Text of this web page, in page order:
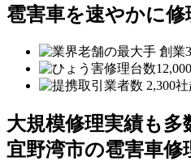
雹害車を速やかに修
大規模修理実績も多
宜野湾市の雹害車修